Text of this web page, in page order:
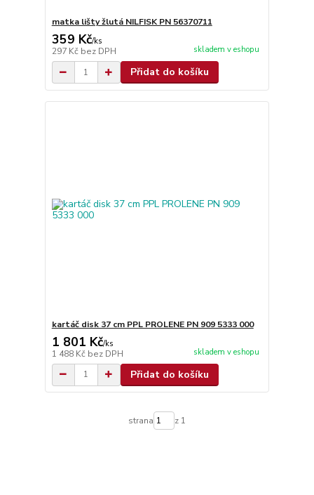
matka lišty žlutá NILFISK PN 56370711
359 Kč/ks
297 Kč bez DPH skladem v eshopu
Přidat do košíku
kartáč disk 37 cm PPL PROLENE PN 909 5333 000
1 801 Kč/ks
1 488 Kč bez DPH skladem v eshopu
Přidat do košíku
strana z 1